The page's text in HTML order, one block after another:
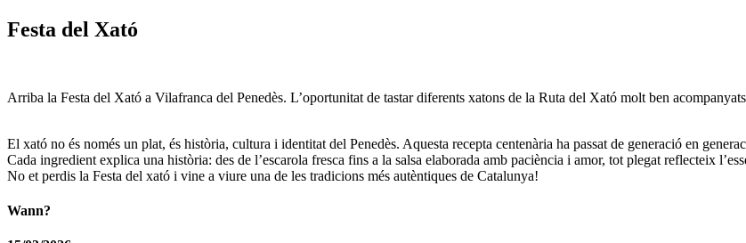
Festa del Xató
Arriba la Festa del Xató a Vilafranca del Penedès. L’oportunitat de tastar diferents xatons de la Ruta del Xató molt ben
El xató no és només un plat, és història, cultura i identitat del Penedès. Aquesta recepta centenària ha passat de generació en
Cada ingredient explica una història: des de l’escarola fresca fins a la salsa elaborada amb paciència i amor, tot plegat reflecteix
No et perdis la Festa del xató i vine a viure una de les tradicions més autèntiques de Catalunya!
Wann?